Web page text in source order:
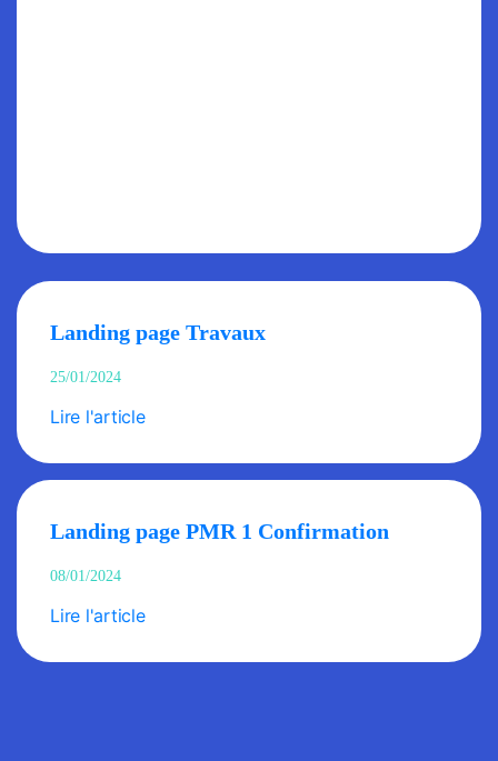
Landing page Travaux
25/01/2024
Lire l'article
Landing page PMR 1 Confirmation
08/01/2024
Lire l'article